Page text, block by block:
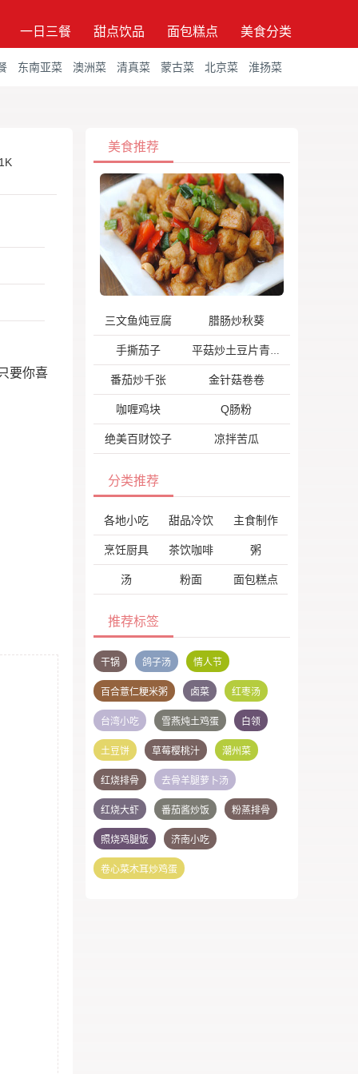
一日三餐 甜点饮品 面包糕点 美食分类
东南亚菜 澳洲菜 清真菜 蒙古菜 北京菜 淮扬菜
要你喜
美食推荐
三文鱼炖豆腐 腊肠炒秋葵
手撕茄子 平菇炒土豆片青椒
番茄炒千张 金针菇卷卷
咖喱鸡块 Q肠粉
绝美百财饺子 凉拌苦瓜
分类推荐
各地小吃 甜品冷饮 主食制作
烹饪厨具 茶饮咖啡 粥
汤 粉面 面包糕点
推荐标签
干锅 鸽子汤 情人节
百合薏仁粳米粥 卤菜 红枣汤
台湾小吃 雪燕炖土鸡蛋 白领
土豆饼 草莓樱桃汁 潮州菜
红烧排骨 去骨羊腿萝卜汤
红烧大虾 番茄酱炒饭 粉蒸排骨
照烧鸡腿饭 济南小吃
卷心菜木耳炒鸡蛋